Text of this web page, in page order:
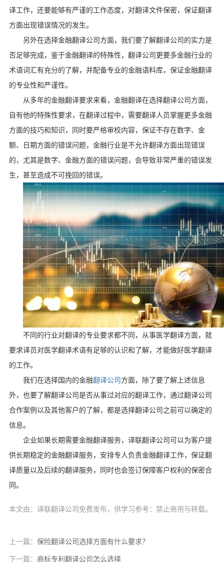
译工作，还要能够有严谨的工作态度，对翻译文件保密，保证翻译
方面出现错误情况的发生。
另外在选择金融翻译公司方面，我们要了解翻译公司的实力是
否足够完成，鉴于金融翻译的特殊性，翻译公司更要多金融行业的
术语词汇有充分的了解，并配备专业的金融语料库，保证金融翻译
的专业性和严谨性。
从多年的金融翻译要求来看，金融翻译在选择翻译公司方面，
自有他的特殊性要求，在翻译过程中，需要翻译人员掌握更多金融
方面的技巧和知识，同时要严格审校内容，保证不存在数字、金
额、日期方面的错误问题，金融行业是不允许翻译方面出现错误
的，尤其是数字、金融方面的错误问题，会导致非常严重的错误发
生，甚至造成不可挽回的错误。
不同的行业对翻译的专业要求都不同，从事医学翻译方面，就
要求译员对医学翻译术语有足够的认识和了解，才能做好医学翻译
的工作。
我们在选择国内的金融翻译公司 方面，除了要了解上述信息
外，也要了解翻译公司是否从事过对应的翻译工作，通过翻译公司
合作案例以及其他客户的了解，都是选择翻译公司之前可以确定的
信息。
企业如果长期需要金融翻译服务，译联翻译公司可以为客户提
供长期稳定的金融翻译服务，安排专人负责金融翻译工作，保证翻
译质量以及后续的翻译服务，同时也会签订保障客户权利的保密合
同。
本文由：译联翻译公司免费发布，供学习参考：禁止商用与转载。
上一篇： 保险翻译公司选择方面有什么要求？
下一篇： 商标专利翻译公司怎么选择